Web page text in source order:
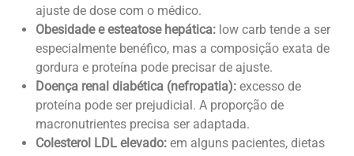
ajuste de dose com o médico.
Obesidade e esteatose hepática: low carb tende a ser
especialmente benéfico, mas a composição exata de
gordura e proteína pode precisar de ajuste.
Doença renal diabética (nefropatia): excesso de
proteína pode ser prejudicial. A proporção de
macronutrientes precisa ser adaptada.
Colesterol LDL elevado: em alguns pacientes, dietas